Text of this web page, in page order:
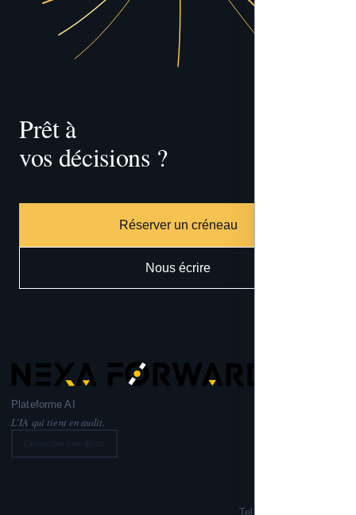
Prêt à
tracer
vos décisions ?
Réserver un créneau
Nous écrire
Plateforme AI
L'IA qui tient en audit.
Tel: +33 6 99 02 72 50